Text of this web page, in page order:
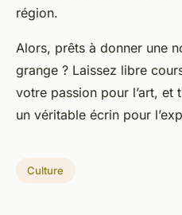
région.
Alors, prêts à donner une
grange ? Laissez libre
votre passion pour l’art, et
un véritable écrin pour
Culture